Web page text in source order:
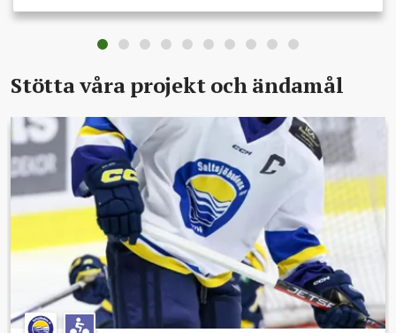
Stötta våra projekt och ändamål